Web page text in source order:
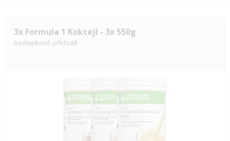
3x Formula 1 Koktejl - 3x 550g
bezlepkové příchutě